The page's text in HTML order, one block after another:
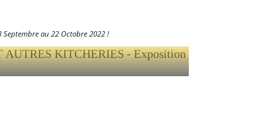
Septembre au 22 Octobre 2022 !